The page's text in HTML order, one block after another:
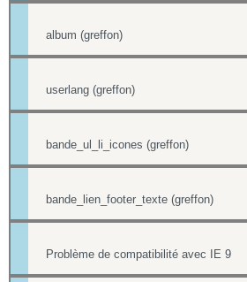
album (greffon)
userlang (greffon)
bande_ul_li_icones (greffon)
bande_lien_footer_texte (greffon)
Problème de compatibilité avec IE 9